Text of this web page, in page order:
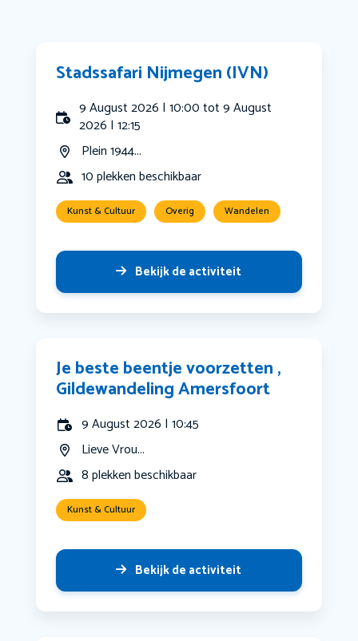
Stadssafari Nijmegen (IVN)
9 August 2026 | 10:00 tot 9 August
2026 | 12:15
Plein 1944...
10 plekken beschikbaar
Kunst & Cultuur Overig Wandelen
Bekijk de activiteit
Je beste beentje voorzetten ,
Gildewandeling Amersfoort
9 August 2026 | 10:45
Lieve Vrou...
8 plekken beschikbaar
Kunst & Cultuur
Bekijk de activiteit